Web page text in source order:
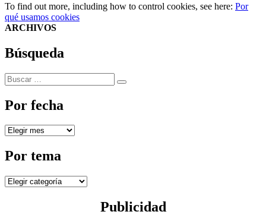
To find out more, including how to control cookies, see here: Por
qué usamos cookies
ARCHIVOS
Búsqueda
Buscar
por:
Buscar
Por fecha
Por
Por tema
Por
Publicidad